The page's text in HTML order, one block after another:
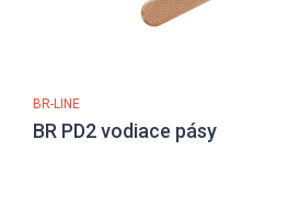
BR-LINE
BR PD2 vodiace pásy